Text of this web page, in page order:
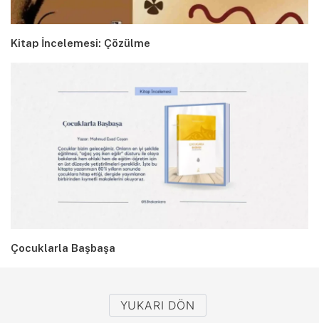
Kitap İncelemesi: Çözülme
Çocuklarla Başbaşa
YUKARI DÖN